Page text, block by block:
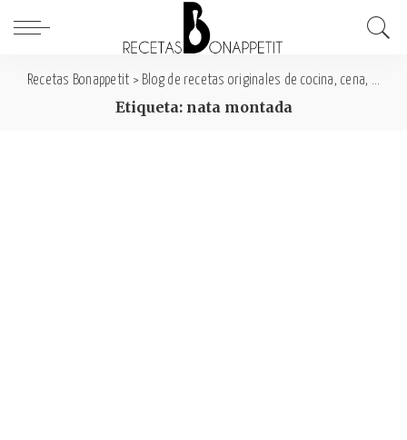
Recetas Bonappetit > Blog de recetas originales de cocina, cena, comida y desayuno
Etiqueta: nata montada